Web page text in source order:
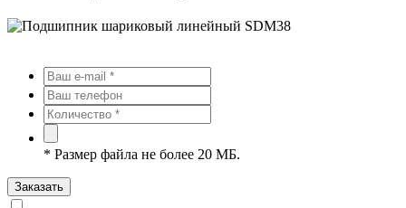
* Размер файла не более 20 МБ.
Заказать